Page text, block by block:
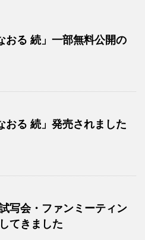
おる 続」一部無料公開の
おる 続」発売されました
試写会・ファンミーティン
てきました